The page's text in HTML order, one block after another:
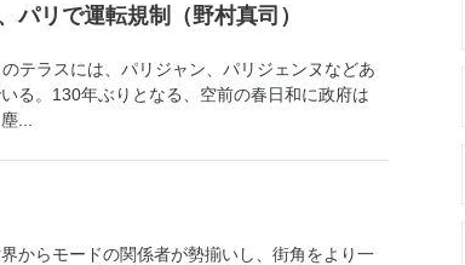
リで運転規制（野村真司）
テラスには、パリジャン、パリジェンヌなどあ
る。130年ぶりとなる、空前の春日和に政府は
...
からモードの関係者が勢揃いし、街角をより一